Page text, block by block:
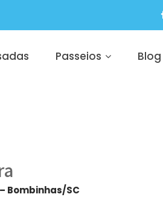
Passeios Blog
Bombinhas/SC